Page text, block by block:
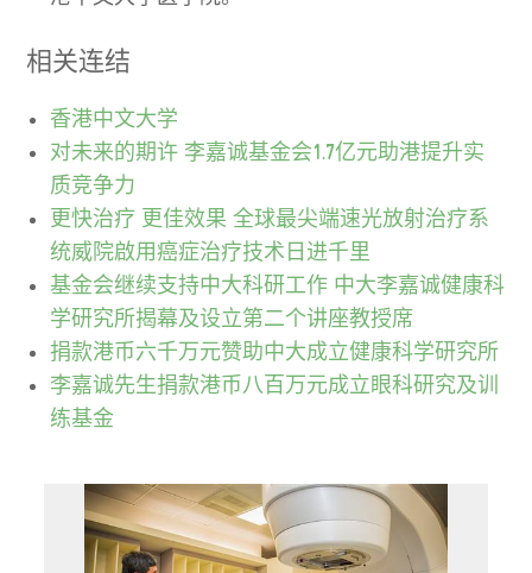
相关连结
香港中文大学
对未来的期许 李嘉诚基金会1.7亿元助港提升实
质竞争力
更快治疗 更佳效果 全球最尖端速光放射治疗系
统威院啟用癌症治疗技术日进千里
基金会继续支持中大科研工作 中大李嘉诚健康科
学研究所揭幕及设立第二个讲座教授席
捐款港币六千万元赞助中大成立健康科学研究所
李嘉诚先生捐款港币八百万元成立眼科研究及训
练基金